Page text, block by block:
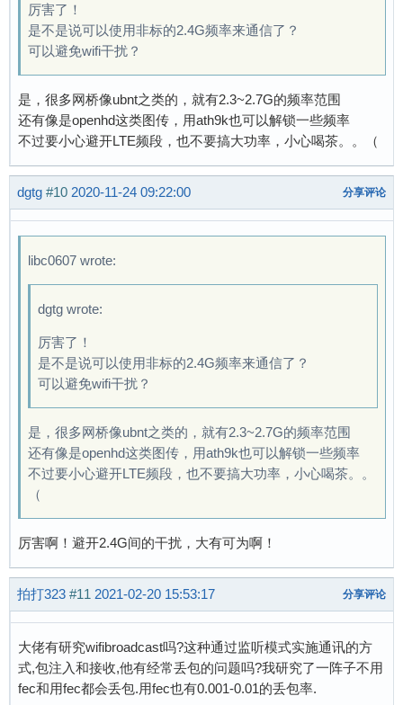
厉害了！
是不是说可以使用非标的2.4G频率来通信了？
可以避免wifi干扰？
是，很多网桥像ubnt之类的，就有2.3~2.7G的频率范围
还有像是openhd这类图传，用ath9k也可以解锁一些频率
不过要小心避开LTE频段，也不要搞大功率，小心喝茶。。（
dgtg #10 2020-11-24 09:22:00 分享评论
libc0607 wrote:
dgtg wrote:
厉害了！
是不是说可以使用非标的2.4G频率来通信了？
可以避免wifi干扰？
是，很多网桥像ubnt之类的，就有2.3~2.7G的频率范围
还有像是openhd这类图传，用ath9k也可以解锁一些频率
不过要小心避开LTE频段，也不要搞大功率，小心喝茶。。
（
厉害啊！避开2.4G间的干扰，大有可为啊！
拍打323 #11 2021-02-20 15:53:17 分享评论
大佬有研究wifibroadcast吗?这种通过监听模式实施通讯的方
式,包注入和接收,他有经常丢包的问题吗?我研究了一阵子不用
fec和用fec都会丢包.用fec也有0.001-0.01的丢包率.